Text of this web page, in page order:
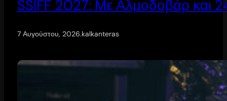
SSIFF 2027: Με Αλμοδοβάρ και 24
7 Αυγούστου, 2026.kalkanteras